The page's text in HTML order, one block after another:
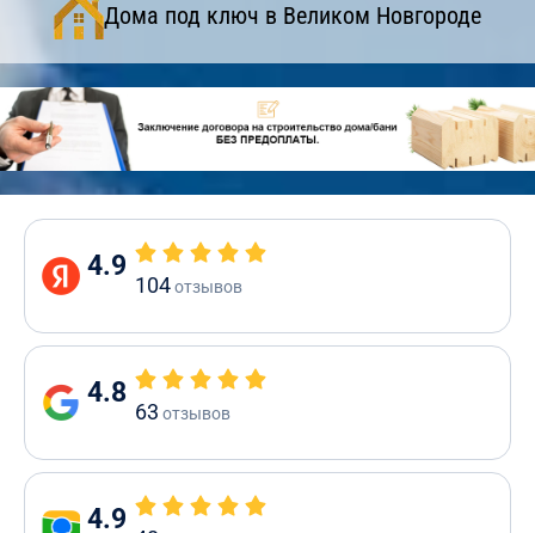
Дома под ключ в Великом Новгороде
4.9
104отзывов
4.8
63 отзывов
4.9